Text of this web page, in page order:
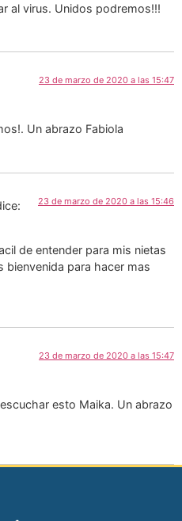
al virus. Unidos podremos!!!
23 de marzo de 2020 a las 15:47
Un abrazo Fabiola
23 de marzo de 2020 a las 15:46
de entender para mis nietas
bienvenida para hacer mas
23 de marzo de 2020 a las 15:47
esto Maika. Un abrazo